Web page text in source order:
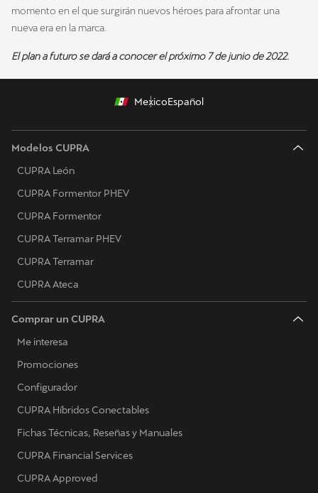
momento en el que surgirán nuevos héroes para afrontar una
nueva era en la marca.
El plan a futuro se dará a conocer el próximo 7 de junio de 2022.
MexicoEspañol
Modelos CUPRA
CUPRA León
CUPRA Formentor PHEV
CUPRA Formentor
CUPRA Terramar PHEV
CUPRA Terramar
CUPRA Ateca
Comprar un CUPRA
Me interesa
Promociones
Configurador
CUPRA Híbridos Conectables
Fichas Técnicas, Reseñas y Manuales
CUPRA Financial Services
CUPRA Approved